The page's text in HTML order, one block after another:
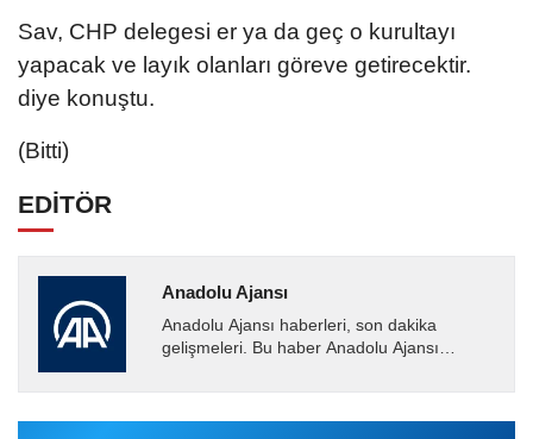
Sav, CHP delegesi er ya da geç o kurultayı
yapacak ve layık olanları göreve getirecektir.
diye konuştu.
(Bitti)
EDİTÖR
Anadolu Ajansı
Anadolu Ajansı haberleri, son dakika
gelişmeleri. Bu haber Anadolu Ajansı
tarafından geçilen tüm...